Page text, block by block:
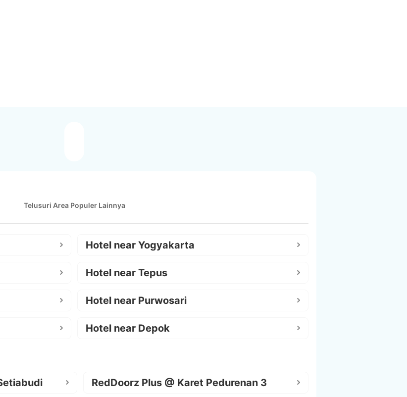
Telusuri Area Populer Lainnya
Hotel near Yogyakarta
Hotel near Tepus
Hotel near Purwosari
Hotel near Depok
RedDoorz Plus @ Karet Pedurenan 3